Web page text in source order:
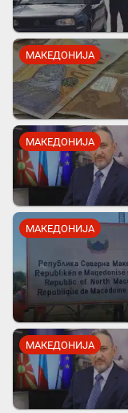
МАКЕДОНИЈА
МАКЕДОНИЈА
МАКЕДОНИЈА
МАКЕДОНИЈА